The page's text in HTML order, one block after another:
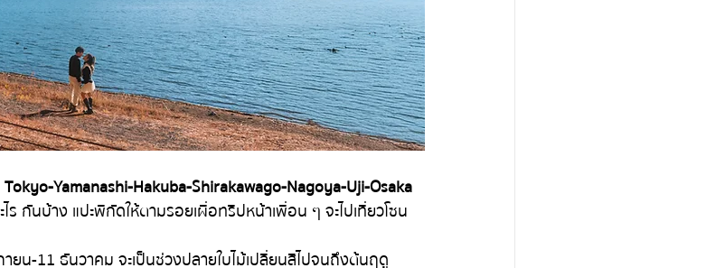
Tokyo-Yamanashi-Hakuba-Shirakawago-Nagoya-Uji-Osaka
ร กันบ้าง แปะพิกัดให้ตามรอยเผื่อทริปหน้าเพื่อน ๆ จะไปเที่ยวโซน